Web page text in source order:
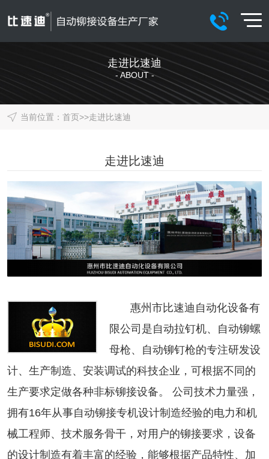
走进比速迪
- ABOUT -
当前位置： 首页>>走进比速迪
走进比速迪
惠州市比速迪自动化设备有
限公司是自动拉钉机、自动铆螺
母枪、自动铆钉枪的专注研发设
计、生产制造、安装调试的科技企业，可根据不同的
生产要求定做各种非标铆接设备。 公司技术力量强，
拥有16年从事自动铆接专机设计制造经验的电力和机
械工程师、技术服务骨干，对用户的铆接要求，设备
的设计制造有着丰富的经验，能够根据产品特性、加